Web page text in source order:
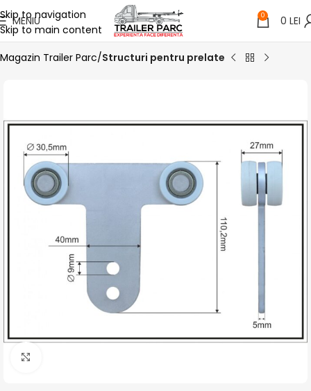
Skip to navigation
Skip to main content
MENIU 0 0 LEI
Magazin Trailer Parc Structuri pentru prelate